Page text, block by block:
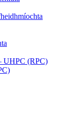
UHPC (RPC)